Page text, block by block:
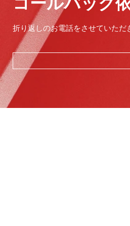
折り返しのお電話をさせていただ